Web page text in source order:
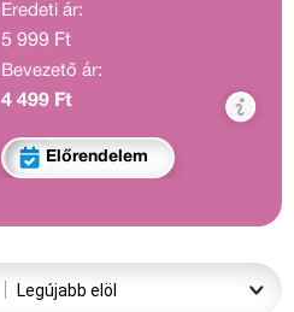
Remélem, van kedved
megismerni a többieket is!
Segíthetsz Lucának
megtalálni az elveszett
Dominikkel, vagy
végig egy teljes óvodai évet!
Eredeti ár:
5 999 Ft
Bevezető ár:
4 499 Ft
Előrendelem